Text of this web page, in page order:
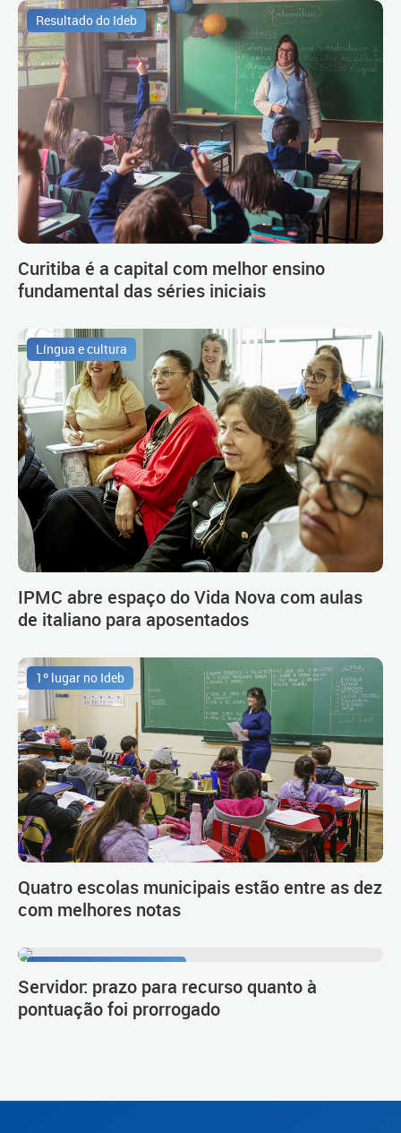
Resultado do Ideb
Curitiba é a capital com melhor ensino
fundamental das séries iniciais
Língua e cultura
IPMC abre espaço do Vida Nova com aulas
de italiano para aposentados
1º lugar no Ideb
Quatro escolas municipais estão entre as dez
com melhores notas
Servidor: prazo para recurso quanto à
pontuação foi prorrogado